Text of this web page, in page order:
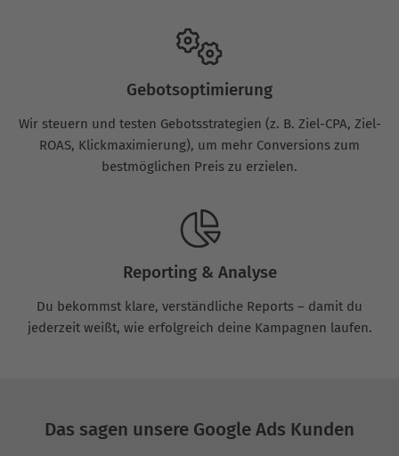
Gebotsoptimierung
Wir steuern und testen Gebotsstrategien (z. B. Ziel-CPA, Ziel-
ROAS, Klickmaximierung), um mehr Conversions zum
bestmöglichen Preis zu erzielen.
Reporting & Analyse
Du bekommst klare, verständliche Reports – damit du
jederzeit weißt, wie erfolgreich deine Kampagnen laufen.
Das sagen unsere Google Ads Kunden